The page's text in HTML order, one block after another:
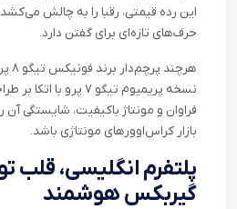
این رده قیمتی، رقبا را به چالش
حرف‌های تازه‌ای برای گفتن دارد.
نسخه پریمیوم تیگو ۷
فراوان و مونتاژ باکیفیت، شایستگی آن
بازار کراس‌اوورهای مونتاژی باشد.
پلتفرم انگلیسی، قلب
گیربکس هوشمند